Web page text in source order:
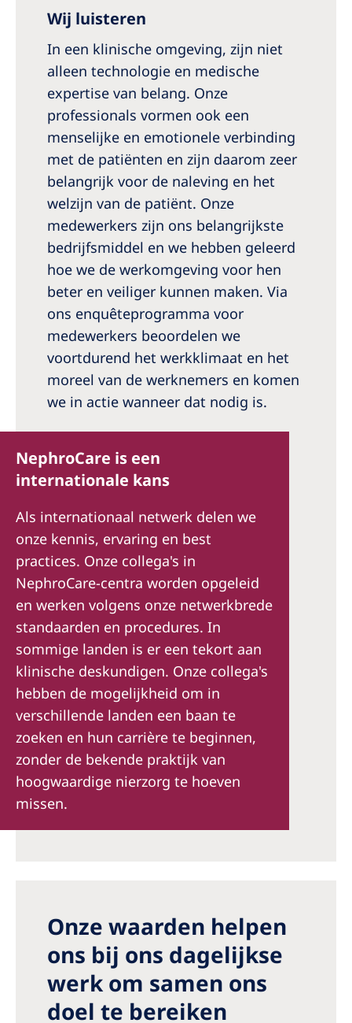
Wij luisteren
In een klinische omgeving, zijn niet
alleen technologie en medische
expertise van belang. Onze
professionals vormen ook een
menselijke en emotionele verbinding
met de patiënten en zijn daarom zeer
belangrijk voor de naleving en het
welzijn van de patiënt. Onze
medewerkers zijn ons belangrijkste
bedrijfsmiddel en we hebben geleerd
hoe we de werkomgeving voor hen
beter en veiliger kunnen maken. Via
ons enquêteprogramma voor
medewerkers beoordelen we
voortdurend het werkklimaat en het
moreel van de werknemers en komen
we in actie wanneer dat nodig is.
NephroCare is een
internationale kans
Als internationaal netwerk delen we
onze kennis, ervaring en best
practices. Onze collega's in
NephroCare-centra worden opgeleid
en werken volgens onze netwerkbrede
standaarden en procedures. In
sommige landen is er een tekort aan
klinische deskundigen. Onze collega's
hebben de mogelijkheid om in
verschillende landen een baan te
zoeken en hun carrière te beginnen,
zonder de bekende praktijk van
hoogwaardige nierzorg te hoeven
missen.
Onze waarden helpen
ons bij ons dagelijkse
werk om samen ons
doel te bereiken